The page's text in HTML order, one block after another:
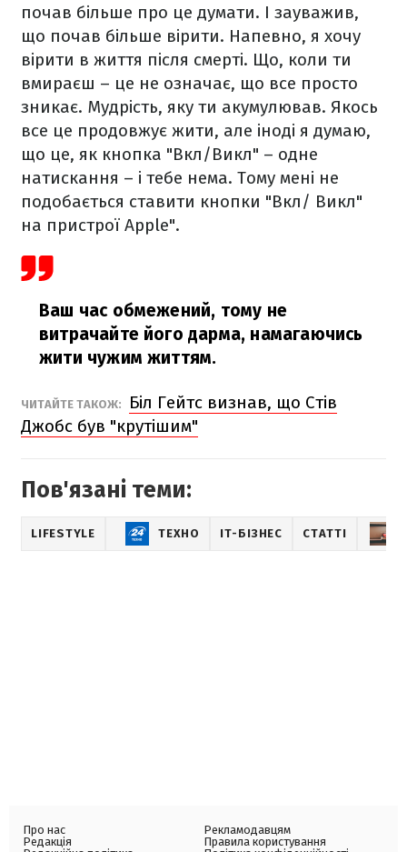
почав більше про це думати. І зауважив,
що почав більше вірити. Напевно, я хочу
вірити в життя після смерті. Що, коли ти
вмираєш – це не означає, що все просто
зникає. Мудрість, яку ти акумулював. Якось
все це продовжує жити, але іноді я думаю,
що це, як кнопка "Вкл/Викл" – одне
натискання – і тебе нема. Тому мені не
подобається ставити кнопки "Вкл/ Викл"
на пристрої Apple".
Ваш час обмежений, тому не
витрачайте його дарма, намагаючись
жити чужим життям.
ЧИТАЙТЕ ТАКОЖ:
Біл Гейтс визнав, що Стів
Джобс був "крутішим"
Пов'язані теми:
LIFESTYLE ТЕХНО IT-БІЗНЕС СТАТТІ
Про нас
Редакція
Рекламодавцям
Правила користування